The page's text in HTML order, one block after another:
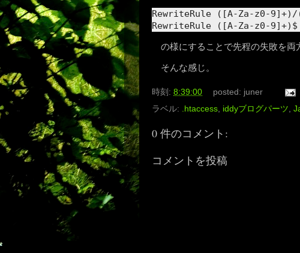
RewriteRule ([A-Za-z0-
RewriteRule ([A-Za-z0-
の様にすることで先程の失敗を両
そんな感じ。
時刻: 8:39:00 posted: juner
ラベル:
.htaccess iddyブログパーツ
0 件のコメント:
コメントを投稿